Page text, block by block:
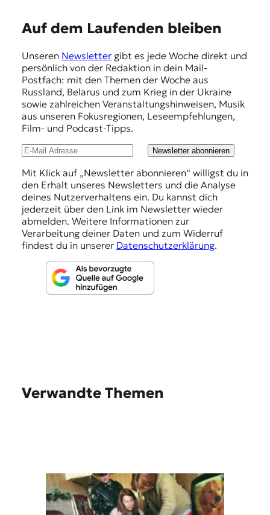
Auf dem Laufenden bleiben
Unseren Newslettergibt es jede Woche direkt und
persönlich von der Redaktion in dein Mail-
Postfach: mit den Themen der Woche aus
Russland, Belarus und zum Krieg in der Ukraine
sowie zahlreichen Veranstaltungshinweisen, Musik
aus unseren Fokusregionen, Leseempfehlungen,
Film- und Podcast-Tipps.
Newsletter abonnieren
Mit Klick auf „Newsletter abonnieren“ willigst du in
den Erhalt unseres Newsletters und die Analyse
deines Nutzerverhaltens ein. Du kannst dich
jederzeit über den Link im Newsletter wieder
abmelden. Weitere Informationen zur
Verarbeitung deiner Daten und zum Widerruf
findest du in unserer Datenschutzerklärung.
Verwandte Themen